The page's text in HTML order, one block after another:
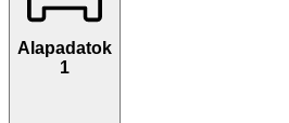
Alapadatok
1